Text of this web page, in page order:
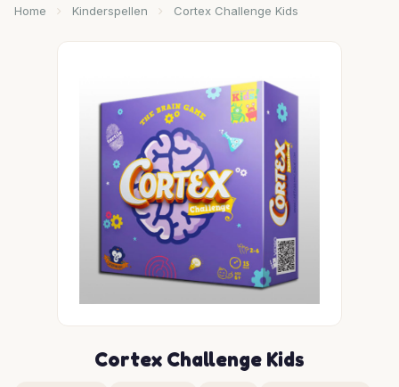
Home Kinderspellen Cortex Challenge Kids
Cortex Challenge Kids